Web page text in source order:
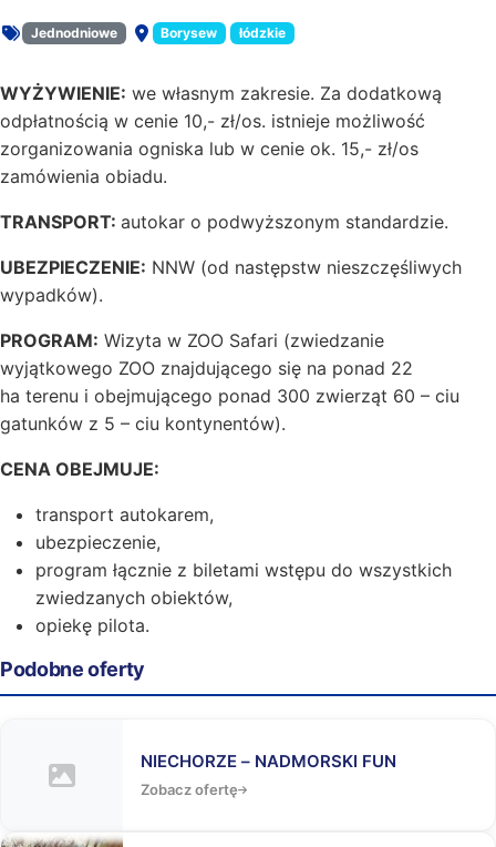
Rodzaj oferty:
Jednodniowe
Miejsce:
Borysew łódzkie
WYŻYWIENIE: we własnym zakresie. Za dodatkową
odpłatnością w cenie 10,- zł/os. istnieje możliwość
zorganizowania ogniska lub w cenie ok. 15,- zł/os
zamówienia obiadu.
TRANSPORT: autokar o podwyższonym standardzie.
UBEZPIECZENIE: NNW (od następstw nieszczęśliwych
wypadków).
PROGRAM: Wizyta w ZOO Safari (zwiedzanie
wyjątkowego ZOO znajdującego się na ponad 22
ha terenu i obejmującego ponad 300 zwierząt 60 – ciu
gatunków z 5 – ciu kontynentów).
CENA OBEJMUJE:
transport autokarem,
ubezpieczenie,
program łącznie z biletami wstępu do wszystkich
zwiedzanych obiektów,
opiekę pilota.
Podobne oferty
NIECHORZE – NADMORSKI FUN
Zobacz ofertę